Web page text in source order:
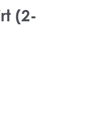
(2-